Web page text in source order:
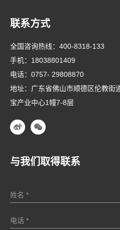
联系方式
全国咨询热线： 400-8318-133
手机： 18038801409
电话： 0757- 29808870
地址：广东省佛山市顺德区伦教街
宝产业中心1幢7-8层
与我们取得联系